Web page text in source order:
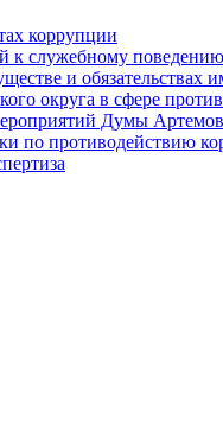
коррупции
к служебному
и
округа в сфере
Думы
по противодействию